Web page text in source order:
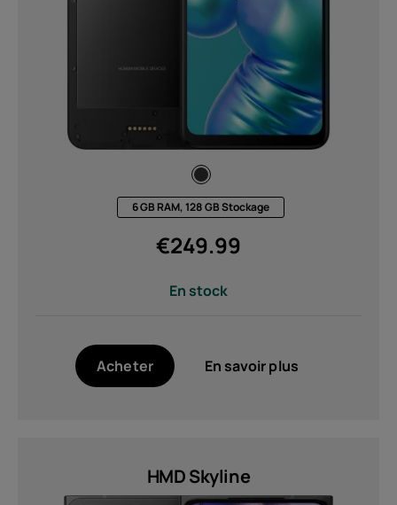
6 GB RAM, 128 GB Stockage
€249.99
En stock
Acheter En savoir plus
HMD Skyline